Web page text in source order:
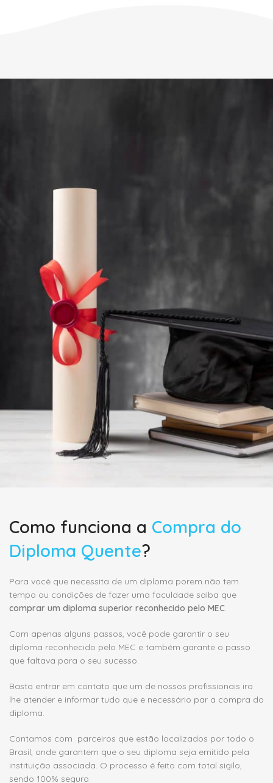
Como funciona a Compra do
Diploma Quente?
Para você que necessita de um diploma porem não tem
tempo ou condições de fazer uma faculdade saiba que
comprar um diploma superior reconhecido pelo MEC.
Com apenas alguns passos, você pode garantir o seu
diploma reconhecido pelo MEC e também garante o passo
que faltava para o seu sucesso.
Basta entrar em contato que um de nossos profissionais ira
lhe atender e informar tudo que e necessário par a compra do
diploma.
Contamos com parceiros que estão localizados por todo o
Brasil, onde garantem que o seu diploma seja emitido pela
instituição associada. O processo é feito com total sigilo,
sendo 100% seguro.